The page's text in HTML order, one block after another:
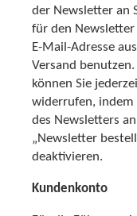
der Newsletter an
für den
E-Mail-Adresse
Versand
können Sie
widerrufen, indem
des Newsletters
„Newsletter
deaktivieren.
Kundenkonto